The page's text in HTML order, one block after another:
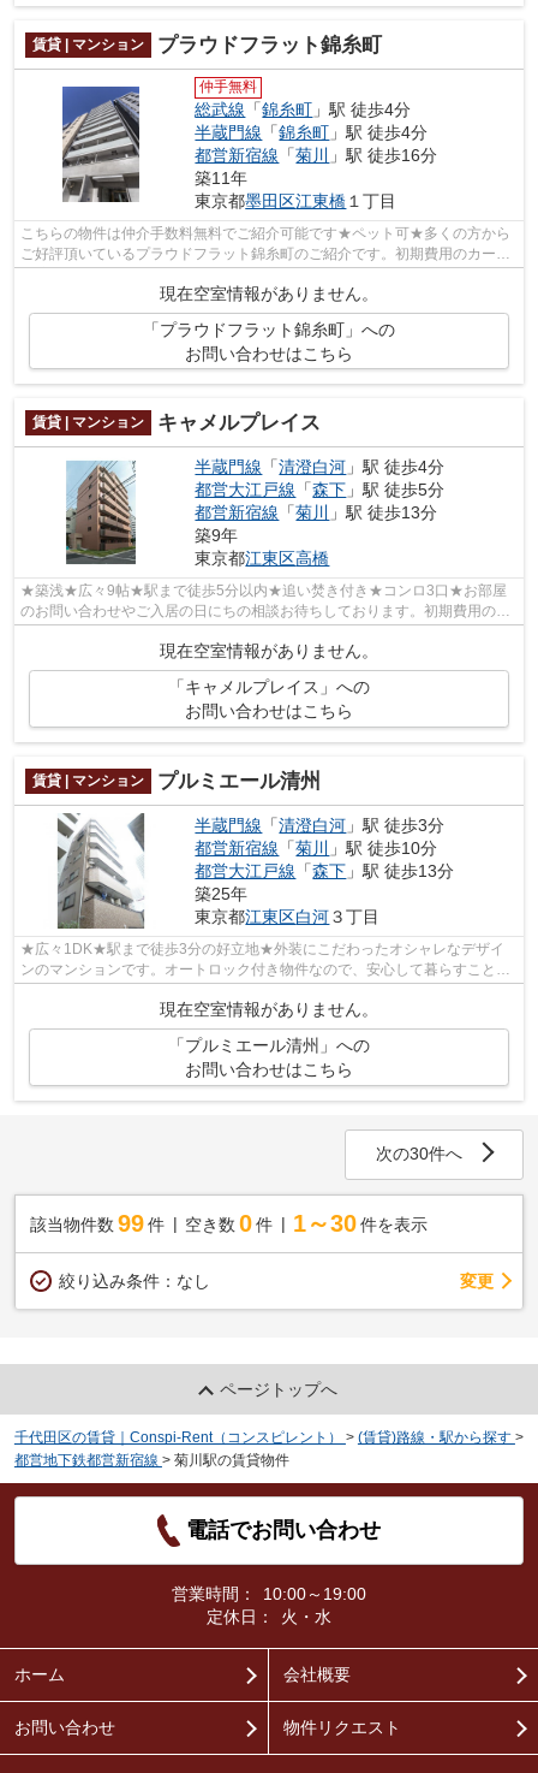
賃貸 | マンション プラウドフラット錦糸町
仲手無料
総武線 「錦糸町 」駅 徒歩4分
半蔵門線 「錦糸町 」駅 徒歩4分
都営新宿線 「菊川
」駅 徒歩16分
築11年
東京都墨田区江東橋 １丁目
こちらの物件は仲介手数料無料でご紹介可能です★ペット可★多くの方から
ご好評頂いているプラウドフラット錦糸町のご紹介です。初期費用のカード
決済で、入居時の負担が減ります。お部...
現在空室情報がありません。
「プラウドフラット錦糸町」への
お問い合わせはこちら
賃貸 | マンション キャメルプレイス
半蔵門線 「清澄白河 」駅 徒歩4分
都営大江戸線 「森下 」駅 徒歩5分
都営新宿線 「菊川
」駅 徒歩13分
築9年
東京都江東区高橋
★築浅★広々9帖★駅まで徒歩5分以内★追い焚き付き★コンロ3口★お部屋
のお問い合わせやご入居の日にちの相談お待ちしております。初期費用のカ
現在空室情報がありません。
「キャメルプレイス」への
お問い合わせはこちら
賃貸 | マンション プルミエール清州
半蔵門線 「清澄白河 」駅 徒歩3分
都営新宿線 「菊川 」駅 徒歩10分
都営大江戸線 「森下 」駅 徒歩13分
築25年
東京都江東区白河３丁目
★広々1DK★駅まで徒歩3分の好立地★外装にこだわったオシャレなデザイ
ンのマンションです。オートロック付き物件なので、安心して暮らすことが
現在空室情報がありません。
「プルミエール清州」への
お問い合わせはこちら
次の30件へ
該当物件数 99件 空き数 0 件 1～30 件を表示
絞り込み条件： なし 変更
ページトップへ
千代田区の賃貸｜Conspi-Rent（コンスピレント） > (賃貸)路線・駅から探す >
都営地下鉄都営新宿線 > 菊川駅の賃貸物件
電話でお問い合わせ
営業時間：
10:00～19:00
定休日：
火・水
ホーム 会社概要
お問い合わせ 物件リクエスト